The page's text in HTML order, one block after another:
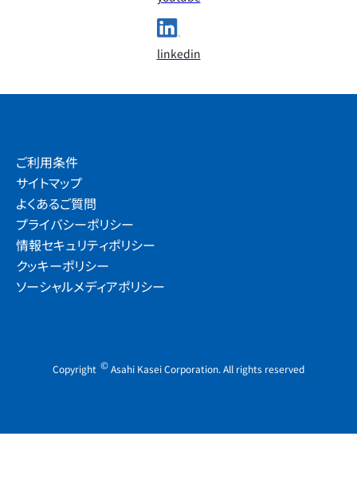
linkedin
ご利用条件
サイトマップ
よくあるご質問
プライバシーポリシー
情報セキュリティポリシー
クッキーポリシー
ソーシャルメディアポリシー
Copyright ©Asahi Kasei Corporation. All rights reserved